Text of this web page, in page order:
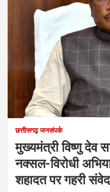
छत्तीसगढ़ जनसंपर्क
मुख्यमंत्री विष्णु देव
नक्सल-विरोधी
शहादत पर गहरी